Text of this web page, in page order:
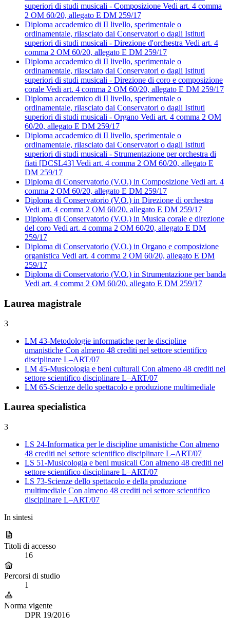
superiori di studi musicali - Composizione Vedi art. 4 comma
2 OM 60/20, allegato E DM 259/17
Diploma accademico di II livello, sperimentale o
ordinamentale, rilasciato dai Conservatori o dagli Istituti
superiori di studi musicali - Direzione d'orchestra Vedi art. 4
comma 2 OM 60/20, allegato E DM 259/17
Diploma accademico di II livello, sperimentale o
ordinamentale, rilasciato dai Conservatori o dagli Istituti
superiori di studi musicali - Direzione di coro e composizione
corale Vedi art. 4 comma 2 OM 60/20, allegato E DM 259/17
Diploma accademico di II livello, sperimentale o
ordinamentale, rilasciato dai Conservatori o dagli Istituti
superiori di studi musicali - Organo Vedi art. 4 comma 2 OM
60/20, allegato E DM 259/17
Diploma accademico di II livello, sperimentale o
ordinamentale, rilasciato dai Conservatori o dagli Istituti
superiori di studi musicali - Strumentazione per orchestra di
fiati [DCSL43] Vedi art. 4 comma 2 OM 60/20, allegato E
DM 259/17
Diploma di Conservatorio (V.O.) in Composizione Vedi art. 4
comma 2 OM 60/20, allegato E DM 259/17
Diploma di Conservatorio (V.O.) in Direzione di orchestra
Vedi art. 4 comma 2 OM 60/20, allegato E DM 259/17
Diploma di Conservatorio (V.O.) in Musica corale e direzione
del coro Vedi art. 4 comma 2 OM 60/20, allegato E DM
259/17
Diploma di Conservatorio (V.O.) in Organo e composizione
organistica Vedi art. 4 comma 2 OM 60/20, allegato E DM
259/17
Diploma di Conservatorio (V.O.) in Strumentazione per banda
Vedi art. 4 comma 2 OM 60/20, allegato E DM 259/17
Laurea magistrale
3
LM 43-Metodologie informatiche per le discipline
umanistiche Con almeno 48 crediti nel settore scientifico
disciplinare L–ART/07
LM 45-Musicologia e beni culturali Con almeno 48 crediti nel
settore scientifico disciplinare L–ART/07
LM 65-Scienze dello spettacolo e produzione multimediale
Laurea specialistica
3
LS 24-Informatica per le discipline umanistiche Con almeno
48 crediti nel settore scientifico disciplinare L–ART/07
LS 51-Musicologia e beni musicali Con almeno 48 crediti nel
settore scientifico disciplinare L–ART/07
LS 73-Scienze dello spettacolo e della produzione
multimediale Con almeno 48 crediti nel settore scientifico
disciplinare L–ART/07
In sintesi
Titoli di accesso
16
Percorsi di studio
1
Norma vigente
DPR 19/2016